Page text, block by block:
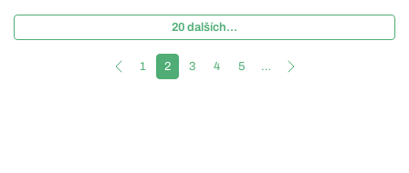
20 dalších...
1 2 3 4 5 …